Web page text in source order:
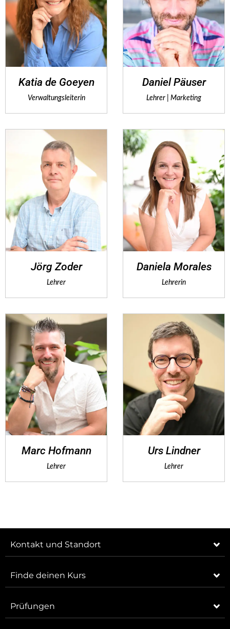
Katia de Goeyen
Verwaltungsleiterin
Daniel Päuser
Lehrer | Marketing
Jörg Zoder
Lehrer
Daniela Morales
Lehrerin
Marc Hofmann
Lehrer
Urs Lindner
Lehrer
Kontakt und Standort
Finde deinen Kurs
Prüfungen